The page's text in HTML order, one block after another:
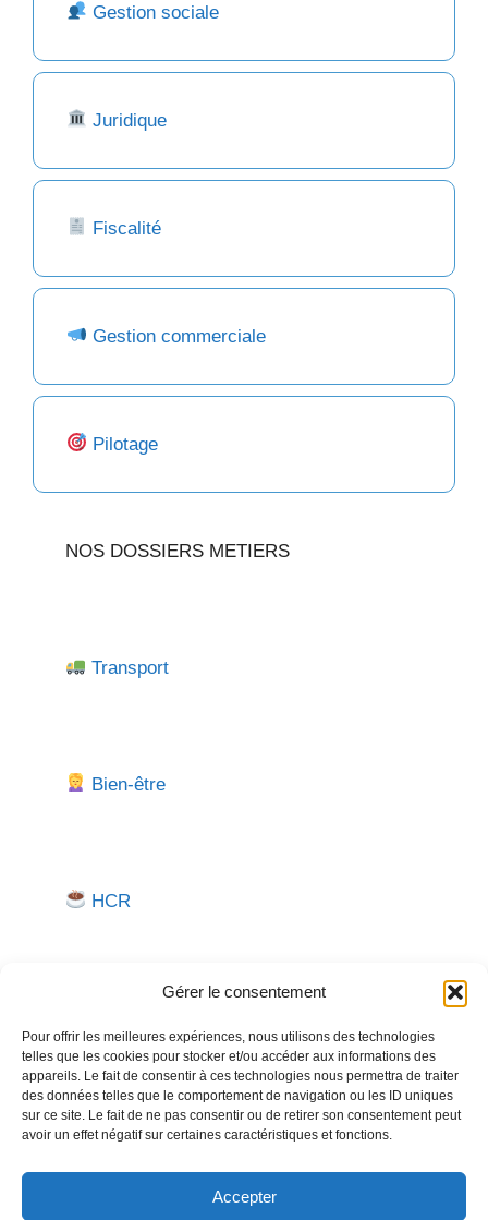
Gérer le consentement
Pour offrir les meilleures expériences, nous utilisons des technologies
telles que les cookies pour stocker et/ou accéder aux informations des
appareils. Le fait de consentir à ces technologies nous permettra de traiter
des données telles que le comportement de navigation ou les ID uniques
sur ce site. Le fait de ne pas consentir ou de retirer son consentement peut
avoir un effet négatif sur certaines caractéristiques et fonctions.
Accepter
Gestion sociale
Juridique
Fiscalité
Gestion commerciale
Pilotage
NOS DOSSIERS METIERS
Transport
Bien-être
HCR
Besoin d'aide pour créer ou gérer votre entreprise ?
Un expert vous répond.